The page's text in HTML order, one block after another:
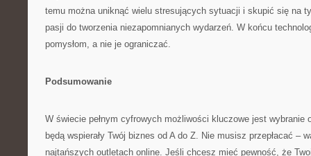
temu można uniknąć wielu stresujących sytuacji i skupić się na
pasji do tworzenia niezapomnianych wydarzeń. W końcu
pomysłom, a nie je ograniczać.
Podsumowanie
W świecie pełnym cyfrowych możliwości kluczowe jest wybranie
będą wspierały Twój biznes od A do Z. Nie musisz przepłacać –
najtańszych outletach online. Jeśli chcesz mieć pewność, że